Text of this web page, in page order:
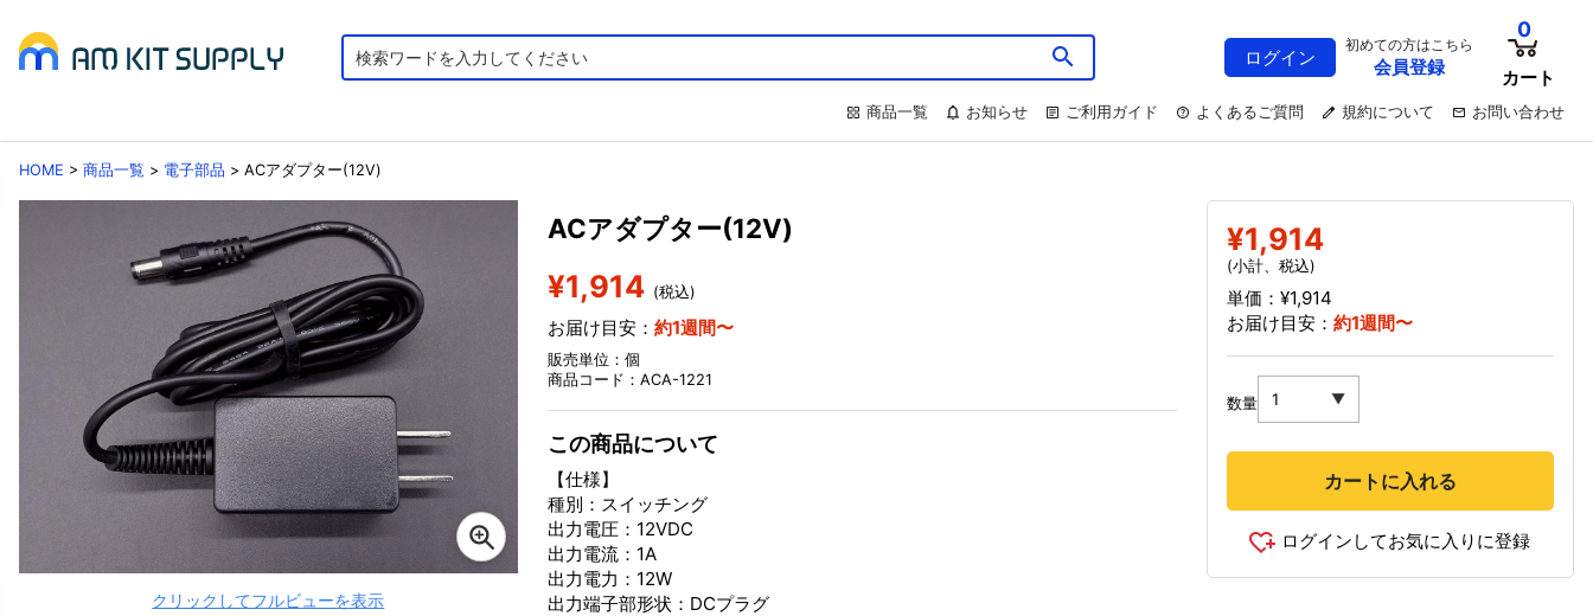
ログイン
初めての方はこちら
会員登録
0
カート
商品一覧 お知らせ ご利用ガイド よくあるご質問 規約について お問い合わせ
HOME > 商品一覧 > 電子部品 > ACアダプター(12V)
クリックしてフルビューを表示
ACアダプター(12V)
¥1,914 (税込)
お届け目安： 約1週間〜
販売単位：個
商品コード：ACA-1221
この商品について
【仕様】
種別：スイッチング
出力電圧：12VDC
出力電流：1A
出力電力：12W
出力端子部形状：DCプラグ
¥1,914
(小計、税込)
単価：¥1,914
お届け目安： 約1週間〜
数量
カートに入れる
ログインしてお気に入りに登録